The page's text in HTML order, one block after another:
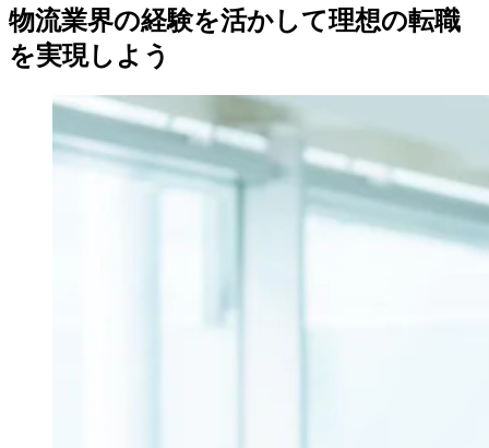
物流業界の経験を活かして理想の転職
を実現しよう